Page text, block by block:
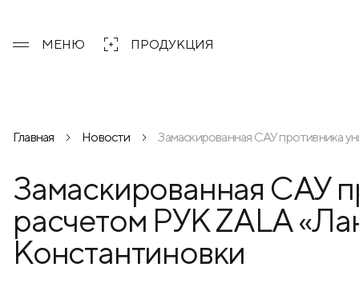
МЕНЮ ПРОДУКЦИЯ
Главная Новости Замаскированная САУ противника
Замаскированная САУ
расчетом РУК ZALA
Константиновки